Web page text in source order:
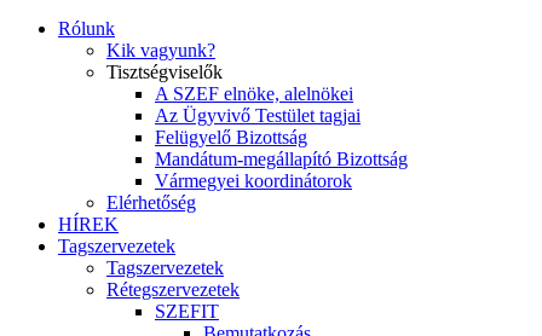
Rólunk
Kik vagyunk?
Tisztségviselők
A SZEF elnöke, alelnökei
Az Ügyvivő Testület tagjai
Felügyelő Bizottság
Mandátum-megállapító Bizottság
Vármegyei koordinátorok
Elérhetőség
HÍREK
Tagszervezetek
Tagszervezetek
Rétegszervezetek
SZEFIT